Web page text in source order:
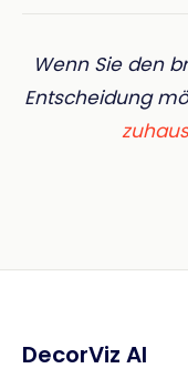
Wenn Sie den
Entscheidung
DecorViz AI